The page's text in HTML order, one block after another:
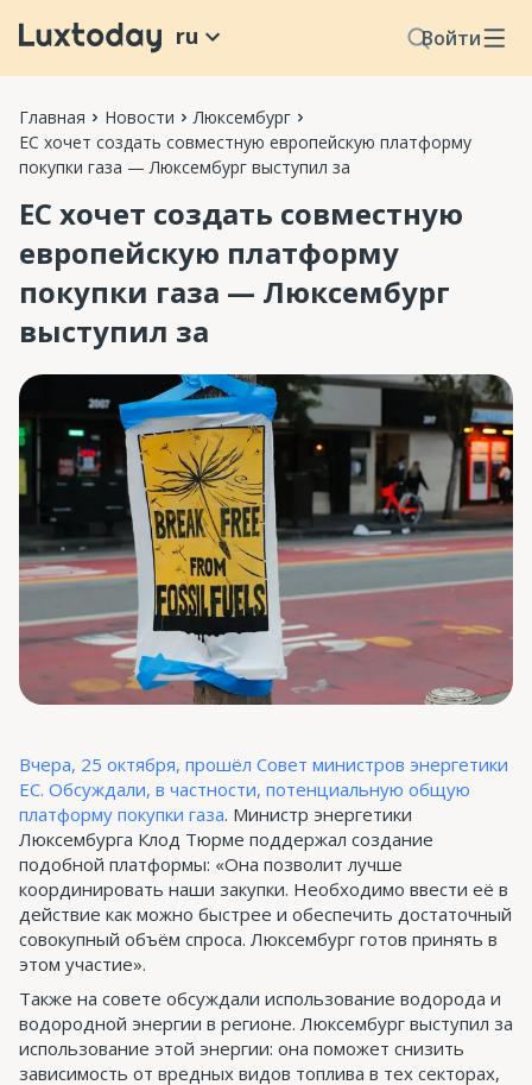
Войти
ru
Главная Новости
Люксембург
ЕС хочет создать совместную европейскую платформу
покупки газа — Люксембург выступил за
ЕС хочет создать совместную
европейскую платформу
покупки газа — Люксембург
выступил за
Вчера, 25 октября, прошёл Совет министров энергетики
ЕС. Обсуждали, в частности, потенциальную общую
платформу покупки газа. Министр энергетики
Люксембурга Клод Тюрме поддержал создание
подобной платформы: «Она позволит лучше
координировать наши закупки. Необходимо ввести её в
действие как можно быстрее и обеспечить достаточный
совокупный объём спроса. Люксембург готов принять в
этом участие».
Также на совете обсуждали использование водорода и
водородной энергии в регионе. Люксембург выступил за
использование этой энергии: она поможет снизить
зависимость от вредных видов топлива в тех секторах,